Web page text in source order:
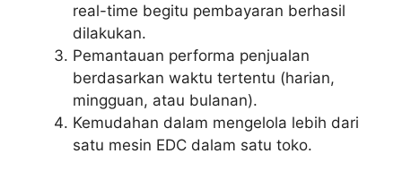
real-time begitu pembayaran berhasil
dilakukan.
Pemantauan performa penjualan
berdasarkan waktu tertentu (harian,
mingguan, atau bulanan).
Kemudahan dalam mengelola lebih dari
satu mesin EDC dalam satu toko.